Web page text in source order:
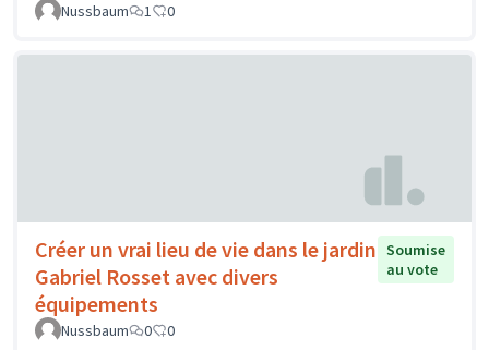
Nussbaum 1 0
Créer un vrai lieu de vie dans le jardin
Gabriel Rosset avec divers
équipements
Soumise
au vote
Nussbaum 0 0